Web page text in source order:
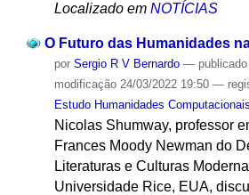
Localizado em NOTÍCIAS
O Futuro das Humanidades
por Sergio R V Bernardo — publicado
modificação24/03/2022 19:50 —
Estudo Humanidades Computacionais
Nicolas Shumway, professor
Frances Moody Newman do
Literaturas e Culturas
Universidade Rice, EUA,